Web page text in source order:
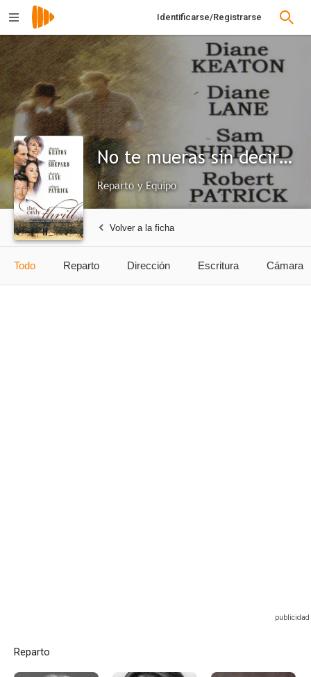
Identificarse/Registrarse
No te mueras sin decirme adiós
Reparto y Equipo
Volver a la ficha
Todo Reparto Dirección Escritura Cámara
Reparto